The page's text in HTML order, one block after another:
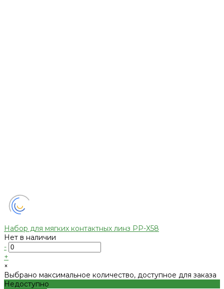
Набор для мягких контактных линз PP-X58
Нет в наличии
-
+
×
Выбрано максимальное количество, доступное для заказа
Недоступно